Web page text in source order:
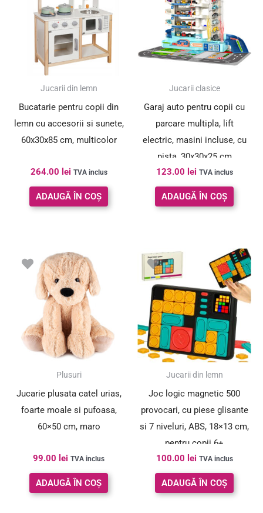
Jucarii din lemn
Bucatarie pentru copii din
lemn cu accesorii si sunete,
60x30x85 cm, multicolor
264.00 lei TVA inclus
ADAUGĂ ÎN COȘ
Jucarii clasice
Garaj auto pentru copii cu
parcare multipla, lift
electric, masini incluse, cu
pista, 30x30x25 cm
123.00 lei TVA inclus
ADAUGĂ ÎN COȘ
Plusuri
Jucarie plusata catel urias,
foarte moale si pufoasa,
60×50 cm, maro
99.00 lei TVA inclus
ADAUGĂ ÎN COȘ
Jucarii din lemn
Joc logic magnetic 500
provocari, cu piese glisante
si 7 niveluri, ABS, 18×13 cm,
pentru copii 6+
100.00 lei TVA inclus
ADAUGĂ ÎN COȘ